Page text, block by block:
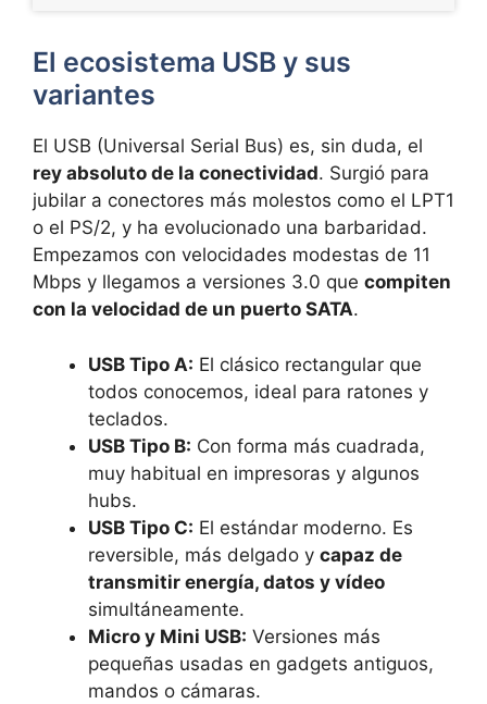
El ecosistema USB y sus
variantes
El USB (Universal Serial Bus) es, sin duda, el
rey absoluto de la conectividad. Surgió para
jubilar a conectores más molestos como el LPT1
o el PS/2, y ha evolucionado una barbaridad.
Empezamos con velocidades modestas de 11
Mbps y llegamos a versiones 3.0 que compiten
con la velocidad de un puerto SATA.
USB Tipo A: El clásico rectangular que
todos conocemos, ideal para ratones y
teclados.
USB Tipo B: Con forma más cuadrada,
muy habitual en impresoras y algunos
hubs.
USB Tipo C: El estándar moderno. Es
reversible, más delgado y capaz de
transmitir energía, datos y vídeo
simultáneamente.
Micro y Mini USB: Versiones más
pequeñas usadas en gadgets antiguos,
mandos o cámaras.